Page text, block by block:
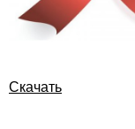
Скачать